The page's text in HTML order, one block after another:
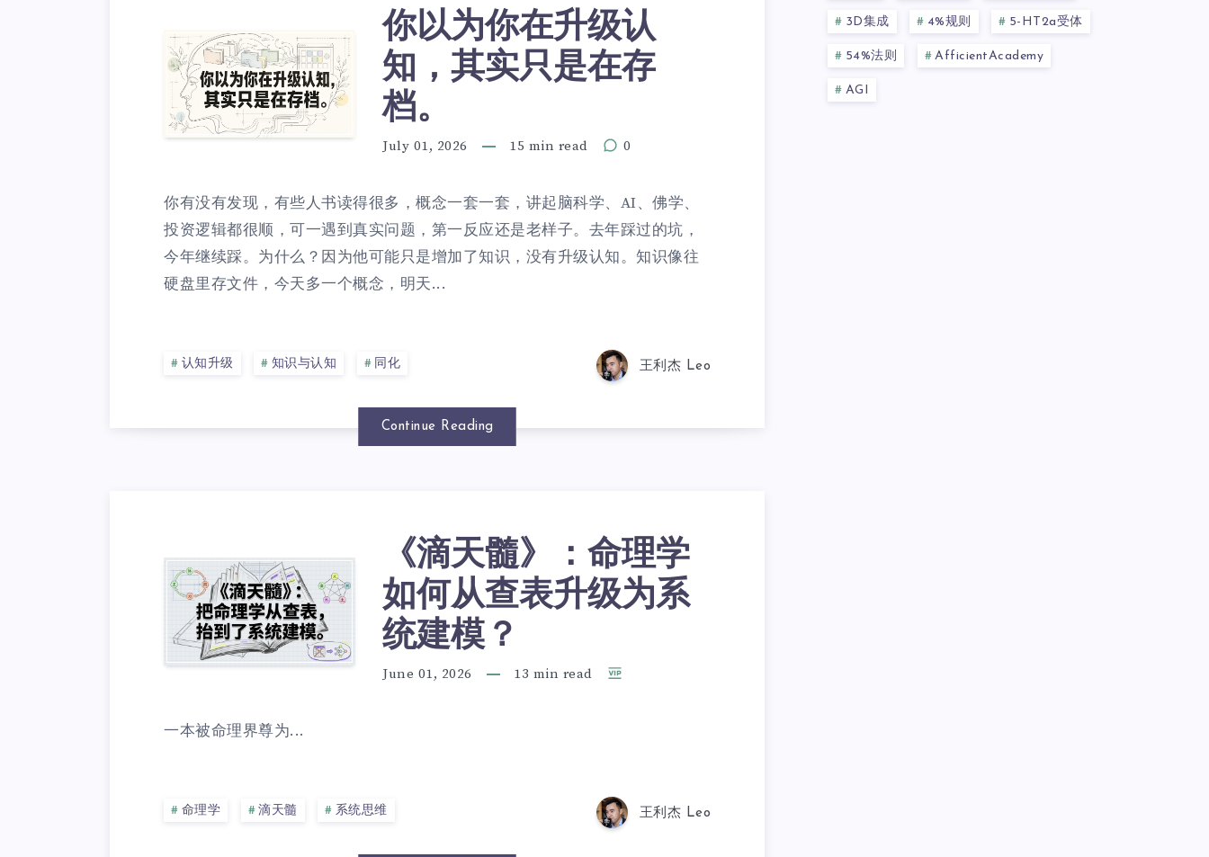
你以为你在升级认
知，其实只是在存
档。
July 01, 2026 15 min read 0
你有没有发现，有些人书读得很多，概念一套一套，讲起脑科学、AI、佛学、
投资逻辑都很顺，可一遇到真实问题，第一反应还是老样子。去年踩过的坑，
今年继续踩。为什么？因为他可能只是增加了知识，没有升级认知。知识像往
硬盘里存文件，今天多一个概念，明天...
认知升级 知识与认知 同化 王利杰 Leo
Continue Reading
《滴天髓》：命理学
如何从查表升级为系
统建模？
June 01, 2026 13 min read
一本被命理界尊为...
命理学 滴天髓 系统思维 王利杰 Leo
3D集成 4%规则 5-HT2a受体
54%法则 AfficientAcademy
AGI